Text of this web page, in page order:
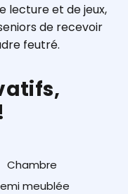
lecture et de jeux,
de recevoir
feutré.
Chambre
meublée